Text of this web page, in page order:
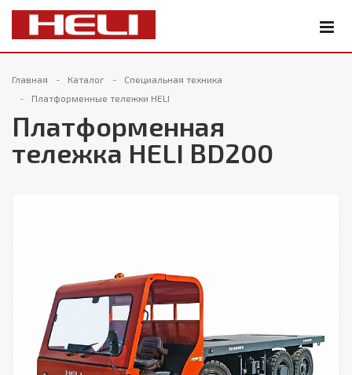
Главная Каталог
Специальная техника
Платформенные тележки HELI
Платформенная
тележка HELI BD200